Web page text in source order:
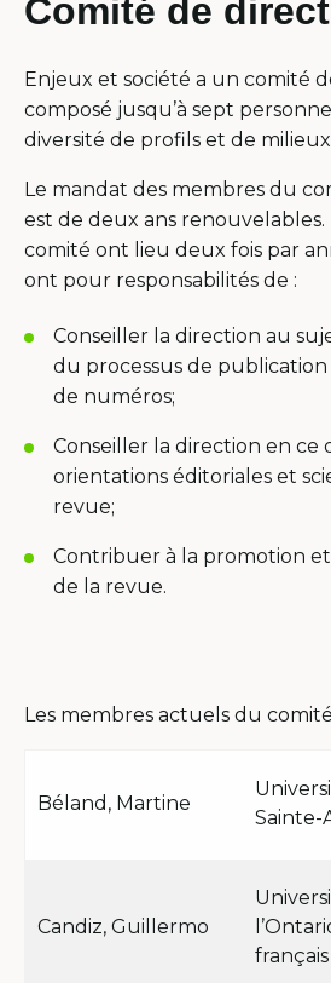
Comité de
Enjeux et société a un comité
composé jusqu’à sept
diversité de profils et de
Le mandat des membres du
est de deux ans renouvelables.
comité ont lieu deux fois par
ont pour responsabilités de :
Conseiller la direction au
du processus de
de numéros;
Conseiller la direction en ce
orientations éditoriales et
revue;
Contribuer à la promotion
de la revue.
Les membres actuels du
Béland, Martine
Sainte-
Candiz, Guillermo
français